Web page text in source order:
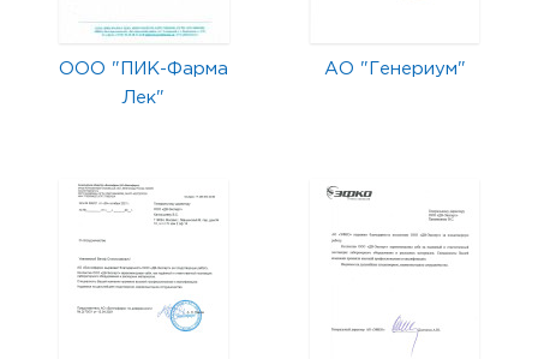
ООО "ПИК-Фарма
Лек"
АО "Генериум"